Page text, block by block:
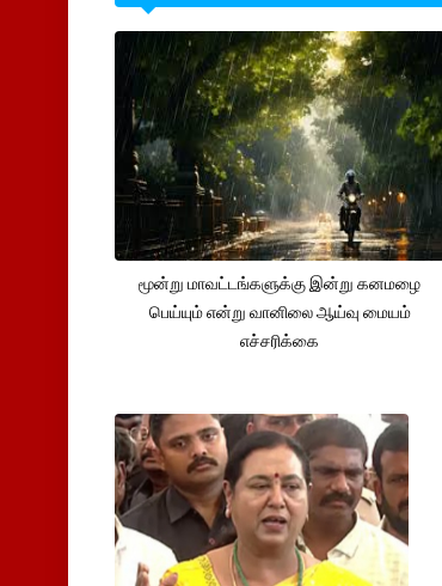
மூன்று மாவட்டங்களுக்கு இன்று கனமழை
பெய்யும் என்று வானிலை ஆய்வு மையம்
எச்சரிக்கை